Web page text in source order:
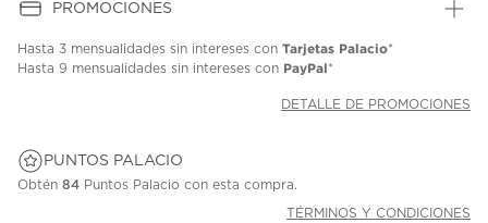
PROMOCIONES
Hasta 3 mensualidades sin intereses con Tarjetas Palacio*
Hasta 9 mensualidades sin intereses con PayPal*
DETALLE DE PROMOCIONES
PUNTOS PALACIO
Obtén 84 Puntos Palacio con esta compra.
TÉRMINOS Y CONDICIONES